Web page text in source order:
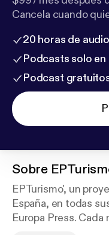
Cancela cuando
20 horas de
Podcasts solo en
Podcast
Sobre
EPTurismo', un
España, en todas
Europa Press.